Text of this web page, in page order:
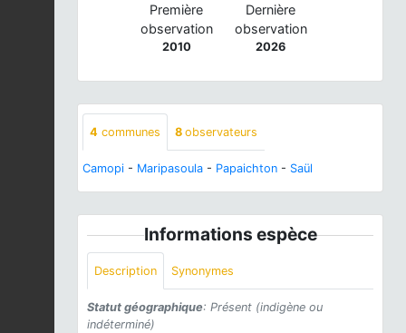
Première
observation
2010
Dernière
observation
2026
4 communes 8 observateurs
Camopi - Maripasoula - Papaichton - Saül
Informations espèce
Description Synonymes
Statut géographique: Présent (indigène ou
indéterminé)